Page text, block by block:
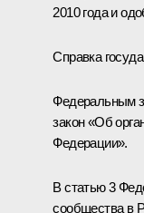
2010 года и
Справка
Федеральным
закон «Об
Федерации».
В статью 3
сообщества в